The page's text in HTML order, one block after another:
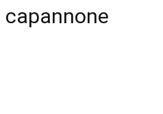
capannone